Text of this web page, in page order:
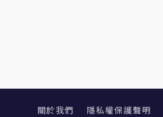
關於我們 隱私權保護聲明